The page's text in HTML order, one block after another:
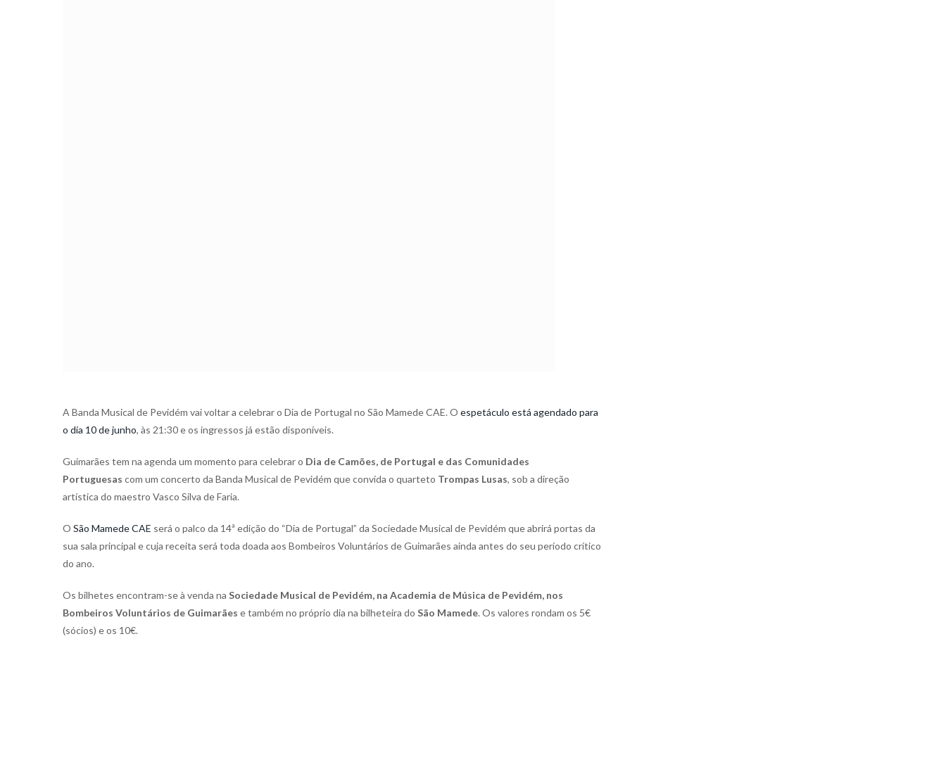
A Banda Musical de Pevidém vai voltar a celebrar o Dia de Portugal no São Mamede CAE. O espetáculo está agendado para
o dia 10 de junho, às 21:30 e os ingressos já estão disponíveis.
Guimarães tem na agenda um momento para celebrar o Dia de Camões, de Portugal e das Comunidades
Portuguesas com um concerto da Banda Musical de Pevidém que convida o quarteto Trompas Lusas, sob a direção
artística do maestro Vasco Silva de Faria.
O São Mamede CAE será o palco da 14ª edição do “Dia de Portugal” da Sociedade Musical de Pevidém que abrirá portas da
sua sala principal e cuja receita será toda doada aos Bombeiros Voluntários de Guimarães ainda antes do seu período crítico
do ano.
Os bilhetes encontram-se à venda na Sociedade Musical de Pevidém, na Academia de Música de Pevidém, nos
Bombeiros Voluntários de Guimarães e também no próprio dia na bilheteira do São Mamede. Os valores rondam os 5€
(sócios) e os 10€.